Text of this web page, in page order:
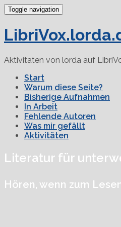
Toggle navigation
Aktivitäten von lorda auf
Start
Warum diese Seite?
Bisherige Aufnahmen
In Arbeit
Fehlende Autoren
Was mir gefällt
Aktivitäten
Literatur für
Hören, wenn zum